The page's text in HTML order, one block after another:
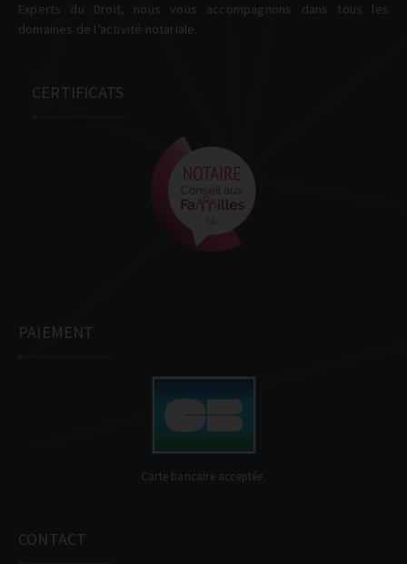
Experts du Droit, nous vous accompagnons dans tous les
domaines de l’activité notariale.
CERTIFICATS
PAIEMENT
Carte bancaire acceptée.
CONTACT